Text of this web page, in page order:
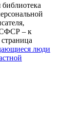
библиотека
– к
люди